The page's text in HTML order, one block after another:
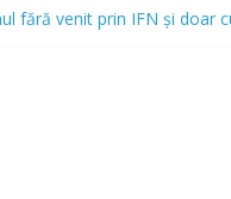
fără venit prin IFN și doar
Care Acordă Credite cu
și Rău Platnici prin IFN